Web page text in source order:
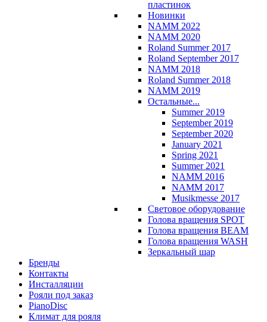
пластинок
Новинки
NAMM 2022
NAMM 2020
Roland Summer 2017
Roland September 2017
NAMM 2018
Roland Summer 2018
NAMM 2019
Остальные...
Summer 2019
September 2019
September 2020
January 2021
Spring 2021
Summer 2021
NAMM 2016
NAMM 2017
Musikmesse 2017
Световое оборудование
Голова вращения SPOT
Голова вращения BEAM
Голова вращения WASH
Зеркальный шар
Бренды
Контакты
Инсталляции
Рояли под заказ
PianoDisc
Климат для рояля